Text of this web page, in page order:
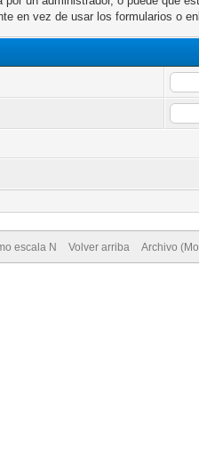
en vez de usar los formularios o
escala N Volver arriba Archivo